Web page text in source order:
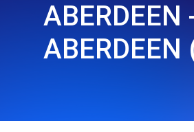
ABERDEEN
ABERDEEN